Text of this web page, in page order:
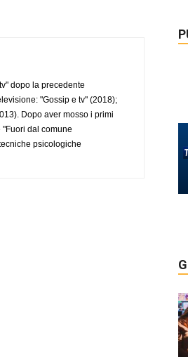
dopo la precedente
"Gossip e tv" (2018);
Dopo aver mosso i primi
dal comune
psicologiche